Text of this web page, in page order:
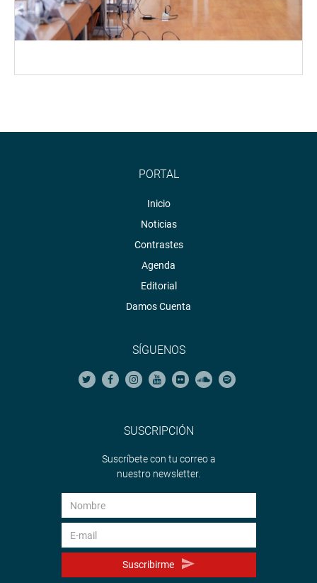
PORTAL
Inicio
Noticias
Contrastes
Agenda
Editorial
Damos Cuenta
SÍGUENOS
SUSCRIPCIÓN
Suscríbete con tu correo a
nuestro newsletter.
Suscribirme